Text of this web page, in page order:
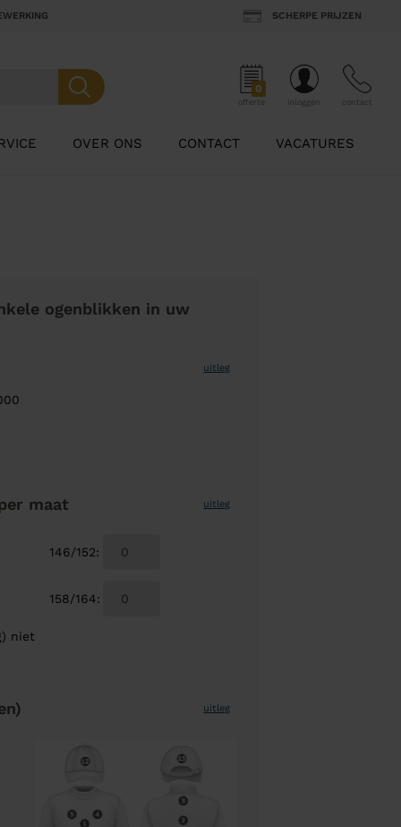
SCHERPE PRIJZEN
0
offerte inloggen contact
OVER ONS CONTACT VACATURES
ogenblikken in uw
uitleg
maat uitleg
146/152:
158/164:
niet
uitleg